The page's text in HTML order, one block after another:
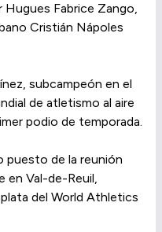
Hugues Fabrice Zango,
Cristián Nápoles
subcampeón en el
de atletismo al aire
podio de temporada.
puesto de la reunión
en Val-de-Reuil,
del World Athletics